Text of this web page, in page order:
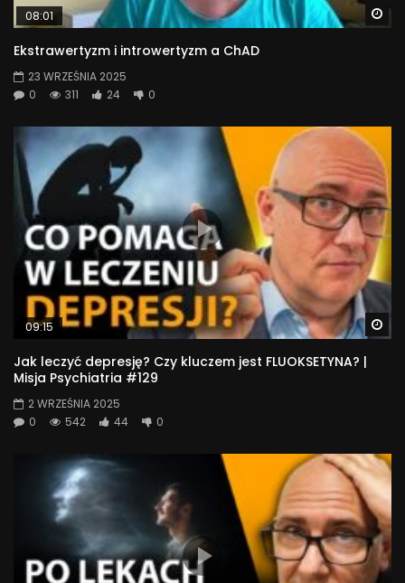
08:01
Ekstrawertyzm i introwertyzm a ChAD
23 WRZEŚNIA 2025
0
311 24 0
09:15
Jak leczyć depresję? Czy kluczem jest FLUOKSETYNA? |
Misja Psychiatria #129
2 WRZEŚNIA 2025
0
542 44 0